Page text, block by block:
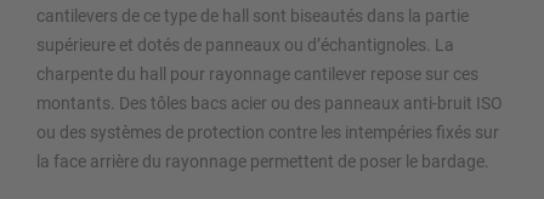
cantilevers de ce type de hall sont biseautés dans la partie
supérieure et dotés de panneaux ou d’échantignoles. La
charpente du hall pour rayonnage cantilever repose sur ces
montants. Des tôles bacs acier ou des panneaux anti-bruit ISO
ou des systèmes de protection contre les intempéries fixés sur
la face arrière du rayonnage permettent de poser le bardage.